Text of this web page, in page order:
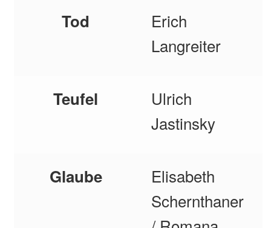
Tod
Erich
Langreiter
Teufel
Ulrich
Jastinsky
Glaube
Elisabeth
Schernthaner